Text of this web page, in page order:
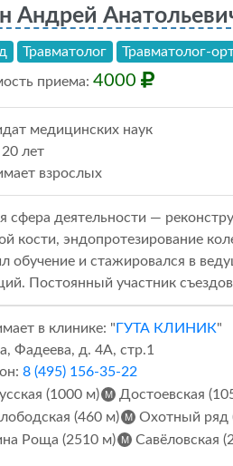
Андрей
Травматолог Травматолог-
приема: 4000
медицинских наук
лет
взрослых
сфера деятельности —
кости, эндопротезирование
обучение и стажировался в
Постоянный участник
в клинике: " ГУТА КЛИНИК"
Фадеева, д. 4А, стр.1
8 (495) 156-35-22
(1000 м)
Достоевская
(460 м)
Охотный ряд
Роща (2510 м)
Савёловская